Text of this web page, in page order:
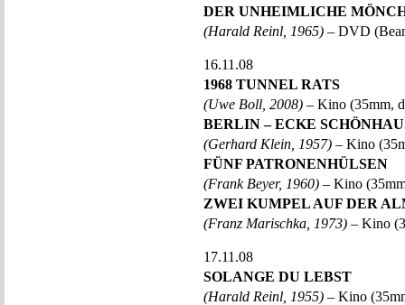
DER UNHEIMLICHE
(Harald Reinl, 1965) – DVD
16.11.08
1968 TUNNEL RATS
(Uwe Boll, 2008) – Kino (35mm,
BERLIN – ECKE
(Gerhard Klein, 1957) – Kino
FÜNF PATRONENHÜLSEN
(Frank Beyer, 1960) – Kino
ZWEI KUMPEL AUF DER
(Franz Marischka, 1973) – Kino
17.11.08
SOLANGE DU LEBST
(Harald Reinl, 1955) – Kino